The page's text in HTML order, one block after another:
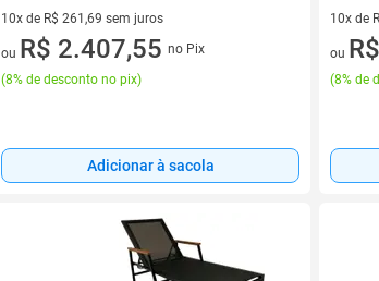
10x de R$ 261,69 sem juros
10 vez de R$ 261,69 sem juros
ou R$ 2.407,55 no Pix
(8% de desconto no pix)
Adicionar à sacola
10x de
10 vez
ou
(8% de